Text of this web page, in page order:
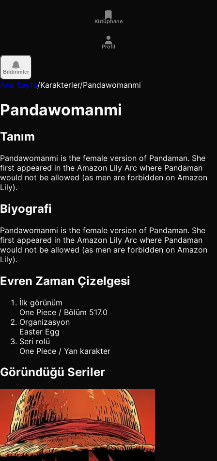
Kütüphane
Profil
Bildirimler
Ana Sayfa/Karakterler/Pandawomanmi
Pandawomanmi
Tanım
Pandawomanmi is the female version of Pandaman. She
first appeared in the Amazon Lily Arc where Pandaman
would not be allowed (as men are forbidden on Amazon
Lily).
Biyografi
Pandawomanmi is the female version of Pandaman. She
first appeared in the Amazon Lily Arc where Pandaman
would not be allowed (as men are forbidden on Amazon
Lily).
Evren Zaman Çizelgesi
İlk görünüm
One Piece / Bölüm 517.0
Organizasyon
Easter Egg
Seri rolü
One Piece / Yan karakter
Göründüğü Seriler